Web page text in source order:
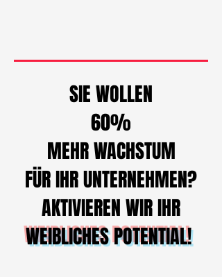
SIE WOLLEN
60%
MEHRWACHSTUM
FÜR IHR UNTERNEHMEN?
AKTIVIEREN WIRIHR
WEIBLICHES POTENTIAL!